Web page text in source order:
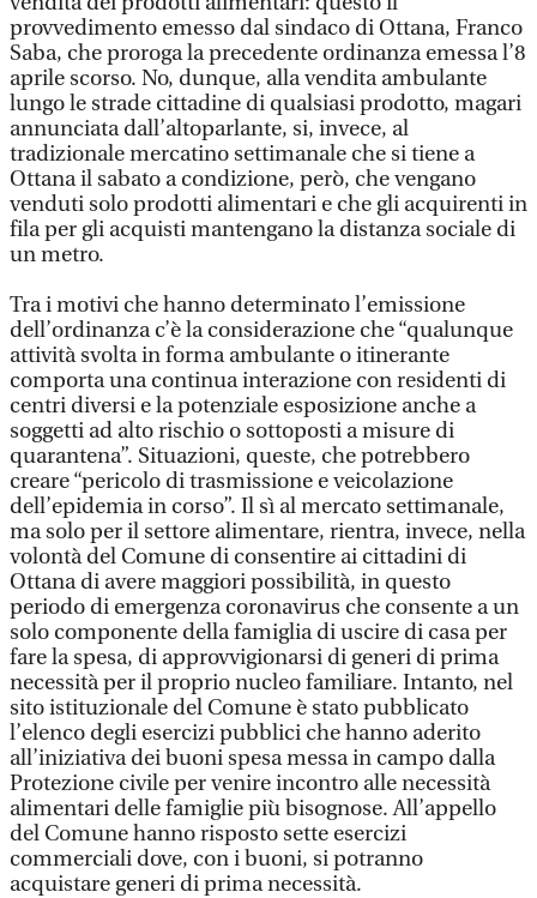
provvedimento emesso dal sindaco di Ottana, Franco
Saba, che proroga la precedente ordinanza emessa l’8
aprile scorso. No, dunque, alla vendita ambulante
lungo le strade cittadine di qualsiasi prodotto, magari
annunciata dall’altoparlante, si, invece, al
tradizionale mercatino settimanale che si tiene a
Ottana il sabato a condizione, però, che vengano
venduti solo prodotti alimentari e che gli acquirenti in
fila per gli acquisti mantengano la distanza sociale di
un metro.
Tra i motivi che hanno determinato l’emissione
dell’ordinanza c’è la considerazione che “qualunque
attività svolta in forma ambulante o itinerante
comporta una continua interazione con residenti di
centri diversi e la potenziale esposizione anche a
soggetti ad alto rischio o sottoposti a misure di
quarantena”. Situazioni, queste, che potrebbero
creare “pericolo di trasmissione e veicolazione
dell’epidemia in corso”. Il sì al mercato settimanale,
ma solo per il settore alimentare, rientra, invece, nella
volontà del Comune di consentire ai cittadini di
Ottana di avere maggiori possibilità, in questo
periodo di emergenza coronavirus che consente a un
solo componente della famiglia di uscire di casa per
fare la spesa, di approvvigionarsi di generi di prima
necessità per il proprio nucleo familiare. Intanto, nel
sito istituzionale del Comune è stato pubblicato
l’elenco degli esercizi pubblici che hanno aderito
all’iniziativa dei buoni spesa messa in campo dalla
Protezione civile per venire incontro alle necessità
alimentari delle famiglie più bisognose. All’appello
del Comune hanno risposto sette esercizi
commerciali dove, con i buoni, si potranno
acquistare generi di prima necessità.